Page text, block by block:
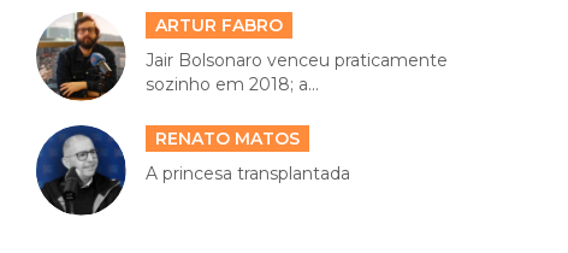
ARTUR FABRO
Jair Bolsonaro venceu praticamente
sozinho em 2018; a...
RENATO MATOS
A princesa transplantada